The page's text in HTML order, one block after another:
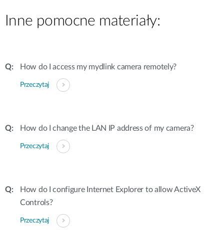
Inne pomocne materiały:
How do I access my mydlink camera remotely?
Przeczytaj
How do I change the LAN IP address of my camera?
Przeczytaj
How do I configure Internet Explorer to allow ActiveX
Controls?
Przeczytaj